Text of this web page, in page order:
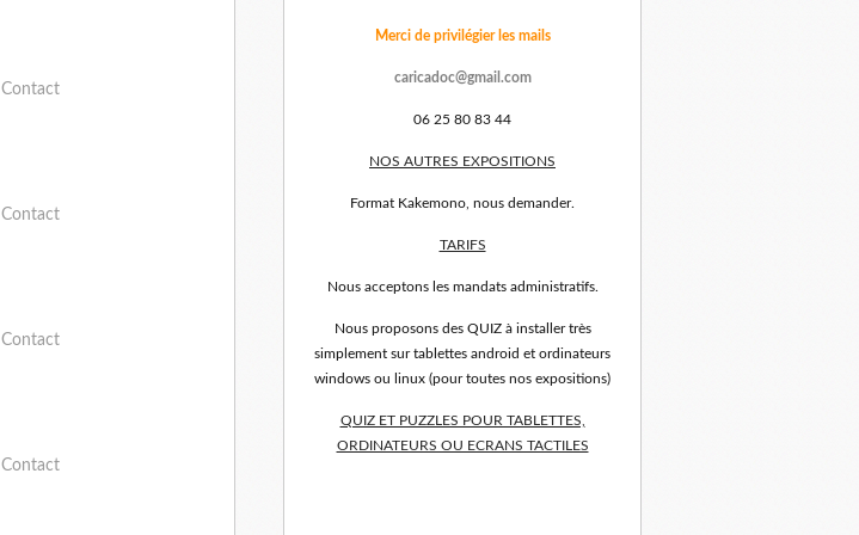
Contact
Contact
Contact
Contact
Merci de privilégier les mails
caricadoc@gmail.com
06 25 80 83 44
NOS AUTRES EXPOSITIONS
Format Kakemono, nous demander.
TARIFS
Nous acceptons les mandats administratifs.
Nous proposons des QUIZ à installer très
simplement sur tablettes android et ordinateurs
windows ou linux (pour toutes nos expositions)
QUIZ ET PUZZLES POUR TABLETTES,
ORDINATEURS OU ECRANS TACTILES